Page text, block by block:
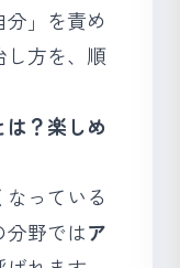
」を責め
し方を、順
？楽しめ
なっている
野ではア